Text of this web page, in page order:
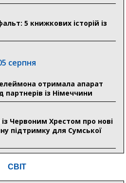
5 книжкових історій із
серпня
отримала апарат
із Німеччини
Червоним Хрестом про нові
підтримку для Сумської
згоріли. Як допомогти
СВІТ